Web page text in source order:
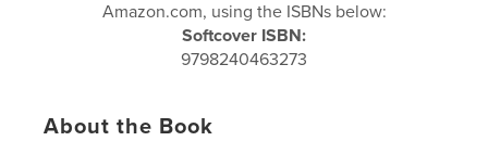
Amazon.com, using the ISBNs below:
Softcover ISBN:
9798240463273
About the Book